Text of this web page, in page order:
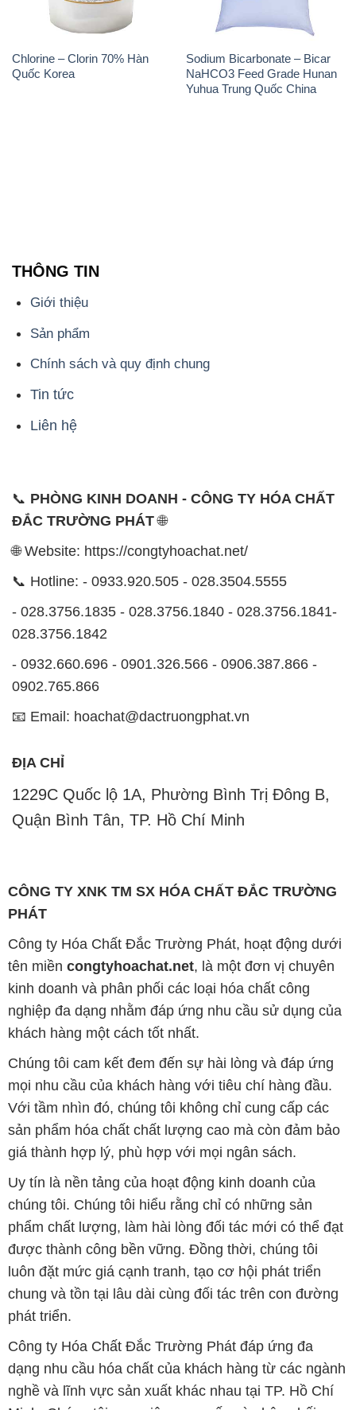
Chính sách và quy định chung
Tin tức
Liên hệ
📞
PHÒNG KINH DOANH - CÔNG TY HÓA CHẤT
ĐẮC TRƯỜNG PHÁT
- 028.3756.1835 - 028.3756.1840 - 028.3756.1841-
0902.765.866
📧 Email: hoachat@dactruongphat.vn
ĐỊA CHỈ
1229C Quốc lộ 1A, Phường Bình Trị Đông B,
Quận Bình Tân, TP. Hồ Chí Minh
CÔNG TY XNK TM SX HÓA CHẤT ĐẮC TRƯỜNG
PHÁT
kinh doanh và phân phối các loại hóa chất công
nghiệp đa dạng nhằm đáp ứng nhu cầu sử dụng của
khách hàng một cách tốt nhất.
Chúng tôi cam kết đem đến sự hài lòng và đáp ứng
mọi nhu cầu của khách hàng với tiêu chí hàng đầu.
Với tầm nhìn đó, chúng tôi không chỉ cung cấp các
sản phẩm hóa chất chất lượng cao mà còn đảm bảo
giá thành hợp lý, phù hợp với mọi ngân sách.
Uy tín là nền tảng của hoạt động kinh doanh của
chúng tôi. Chúng tôi hiểu rằng chỉ có những sản
phẩm chất lượng, làm hài lòng đối tác mới có thể đạt
được thành công bền vững. Đồng thời, chúng tôi
luôn đặt mức giá cạnh tranh, tạo cơ hội phát triển
chung và tồn tại lâu dài cùng đối tác trên con đường
phát triển.
Công ty Hóa Chất Đắc Trường Phát đáp ứng đa
dạng nhu cầu hóa chất của khách hàng từ các ngành
nghề và lĩnh vực sản xuất khác nhau tại TP. Hồ Chí
Minh. Chúng tôi xem việc cung cấp và phân phối
những sản phẩm hóa chất chất lượng và giá thành
tốt nhất là sứ mệnh của mình.
Chúng tôi tự hào có đội ngũ nhân viên chuyên nghiệp